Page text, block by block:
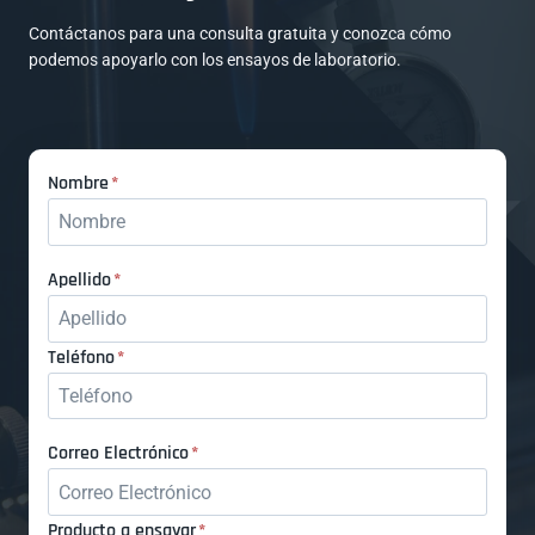
Contáctanos para una consulta gratuita y conozca cómo
podemos apoyarlo con los ensayos de laboratorio.
Nombre*
N
m
b
r
Apellido*
A
e
l
d
Teléfono*
T
l
é
f
Correo Electrónico*
C
r
P